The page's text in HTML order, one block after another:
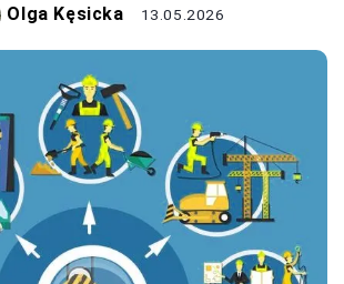
Olga Kęsicka 13.05.2026